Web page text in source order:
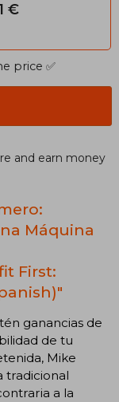
€
price ✅
and earn money
Máquina
First:
ganancias de
de tu
Mike
tradicional
a la